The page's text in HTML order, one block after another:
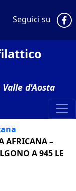
Seguici su
d'Aosta
AFRICANA –
A 945 LE